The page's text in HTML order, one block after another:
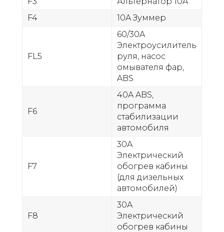
F4
10A Зуммер
FL5
60/30A
Электроусилитель
руля, насос
омывателя фар,
ABS
F6
40A ABS,
программа
стабилизации
автомобиля
F7
30A
Электрический
обогрев кабины
(для дизельных
автомобилей)
F8
30A
Электрический
обогрев кабины